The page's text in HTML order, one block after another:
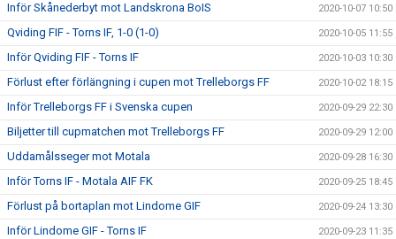
Inför Skånederbyt mot Landskrona BoIS 2020-10-07 10:50
Qviding FIF - Torns IF, 1-0 (1-0) 2020-10-05 11:55
Inför Qviding FIF - Torns IF 2020-10-03 10:30
Förlust efter förlängning i cupen mot Trelleborgs FF 2020-10-02 18:15
Inför Trelleborgs FF i Svenska cupen 2020-09-29 22:30
Biljetter till cupmatchen mot Trelleborgs FF 2020-09-29 12:00
Uddamålsseger mot Motala 2020-09-28 16:30
Inför Torns IF - Motala AIF FK 2020-09-25 18:45
Förlust på bortaplan mot Lindome GIF 2020-09-24 13:30
Inför Lindome GIF - Torns IF 2020-09-23 11:35